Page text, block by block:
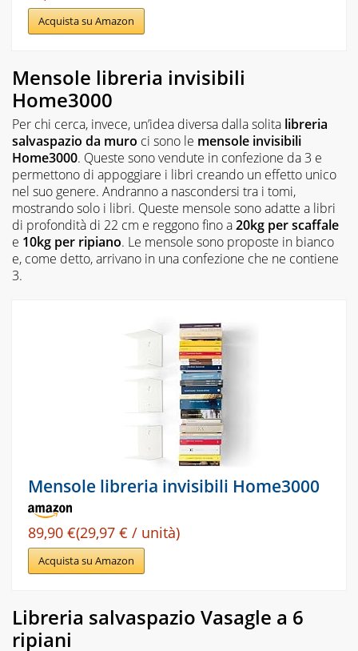
Acquista su Amazon
Mensole libreria invisibili
Home3000
Per chi cerca, invece, un’idea diversa dalla solita libreria
salvaspazio da muro ci sono le mensole invisibili
Home3000. Queste sono vendute in confezione da 3 e
permettono di appoggiare i libri creando un effetto unico
nel suo genere. Andranno a nascondersi tra i tomi,
mostrando solo i libri. Queste mensole sono adatte a libri
di profondità di 22 cm e reggono fino a20kg per scaffale
e 10kg per ripiano. Le mensole sono proposte in bianco
e, come detto, arrivano in una confezione che ne contiene
3.
Mensole libreria invisibili Home3000
89,90 €(29,97 € / unità)
Acquista su Amazon
Libreria salvaspazio Vasagle a 6
ripiani